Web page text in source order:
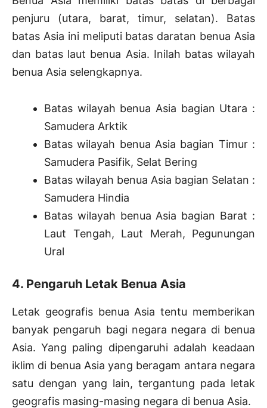
penjuru (utara, barat, timur, selatan). Batas
batas Asia ini meliputi batas daratan benua Asia
dan batas laut benua Asia. Inilah batas wilayah
benua Asia selengkapnya.
Batas wilayah benua Asia bagian Utara :
Samudera Arktik
Batas wilayah benua Asia bagian Timur :
Samudera Pasifik, Selat Bering
Batas wilayah benua Asia bagian Selatan :
Samudera Hindia
Batas wilayah benua Asia bagian Barat :
Laut Tengah, Laut Merah, Pegunungan
Ural
4. Pengaruh Letak Benua Asia
Letak geografis benua Asia tentu memberikan
banyak pengaruh bagi negara negara di benua
Asia. Yang paling dipengaruhi adalah keadaan
iklim di benua Asia yang beragam antara negara
satu dengan yang lain, tergantung pada letak
geografis masing-masing negara di benua Asia.